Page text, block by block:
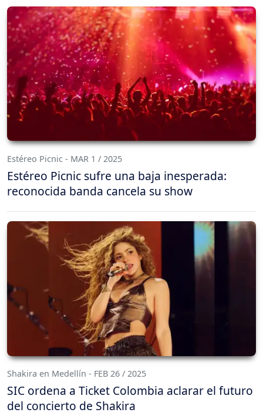
Estéreo Picnic - MAR 1 / 2025
Estéreo Picnic sufre una baja inesperada:
reconocida banda cancela su show
Shakira en Medellín - FEB 26 / 2025
SIC ordena a Ticket Colombia aclarar el futuro
del concierto de Shakira